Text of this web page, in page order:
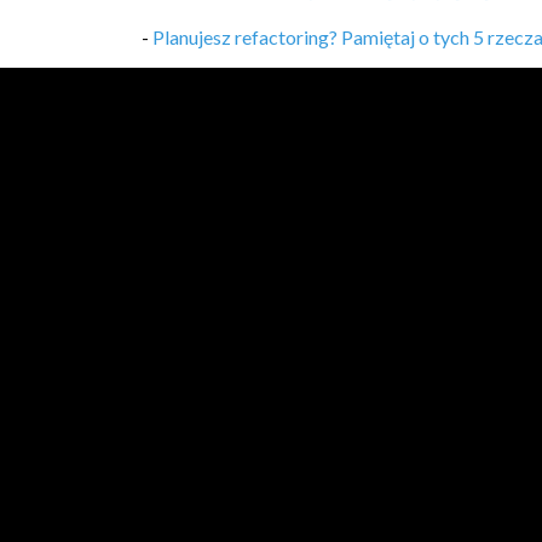
- Planujesz refactoring? Pamiętaj o tych 5